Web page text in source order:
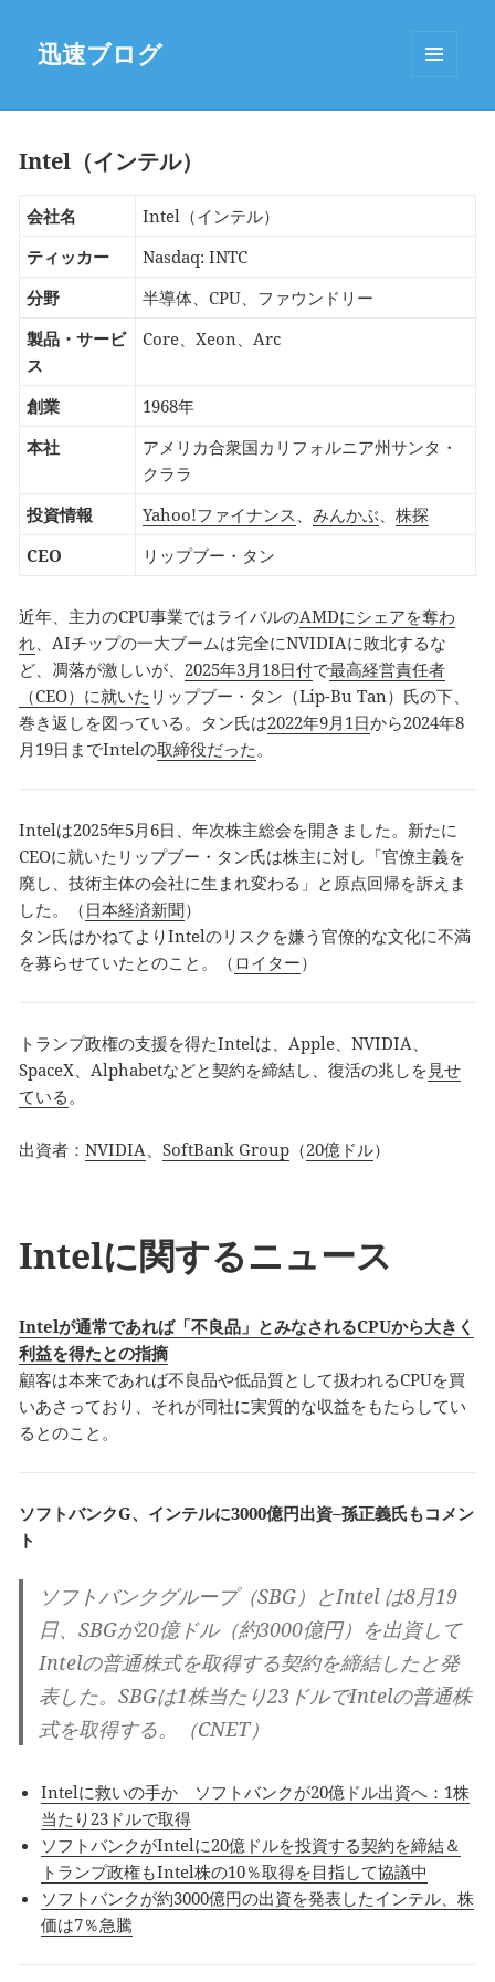
迅速ブログ
Intel（インテル）
会社名
Intel（インテル）
ティッカー
Nasdaq: INTC
分野
半導体、CPU、ファウンドリー
製品・サービ
ス
Core、Xeon、Arc
創業
1968年
本社
アメリカ合衆国カリフォルニア州サンタ・
クララ
投資情報
Yahoo!ファイナンス みんかぶ
株探
CEO
リップブー・タン
近年、主力のCPU事業ではライバルのAMDにシェアを奪わ
れ、AIチップの一大ブームは完全にNVIDIAに敗北するな
ど、凋落が激しいが、 2025年3月18日付で最高経営責任者
（CEO）に就いた リップブー・タン（Lip-Bu Tan）氏の下、
巻き返しを図っている。タン氏は2022年9月1日から2024年8
月19日までIntelの取締役だった 。
Intelは2025年5月6日、年次株主総会を開きました。新たに
CEOに就いたリップブー・タン氏は株主に対し「官僚主義を
廃し、技術主体の会社に生まれ変わる」と原点回帰を訴えま
した。（ 日本経済新聞）
タン氏はかねてよりIntelのリスクを嫌う官僚的な文化に不満
を募らせていたとのこと。（ ロイター）
トランプ政権の支援を得たIntelは、Apple、NVIDIA、
SpaceX、Alphabetなどと契約を締結し、復活の兆しを 見せ
ている 。
出資者： NVIDIA SoftBank Group（20億ドル）
Intelに関するニュース
Intelが通常であれば「不良品」とみなされるCPUから大きく
利益を得たとの指摘
顧客は本来であれば不良品や低品質として扱われるCPUを買
いあさっており、それが同社に実質的な収益をもたらしてい
るとのこと。
ソフトバンクG、インテルに3000億円出資–孫正義氏もコメン
ト
ソフトバンクグループ（SBG）とIntel は8月19
日、SBGが20億ドル（約3000億円）を出資して
Intelの普通株式を取得する契約を締結したと発
表した。SBGは1株当たり23ドルでIntelの普通株
式を取得する。（CNET）
Intelに救いの手か ソフトバンクが20億ドル出資へ：1株
当たり23ドルで取得
ソフトバンクがIntelに20億ドルを投資する契約を締結＆
トランプ政権もIntel株の10％取得を目指して協議中
ソフトバンクが約3000億円の出資を発表したインテル、株
価は7％急騰